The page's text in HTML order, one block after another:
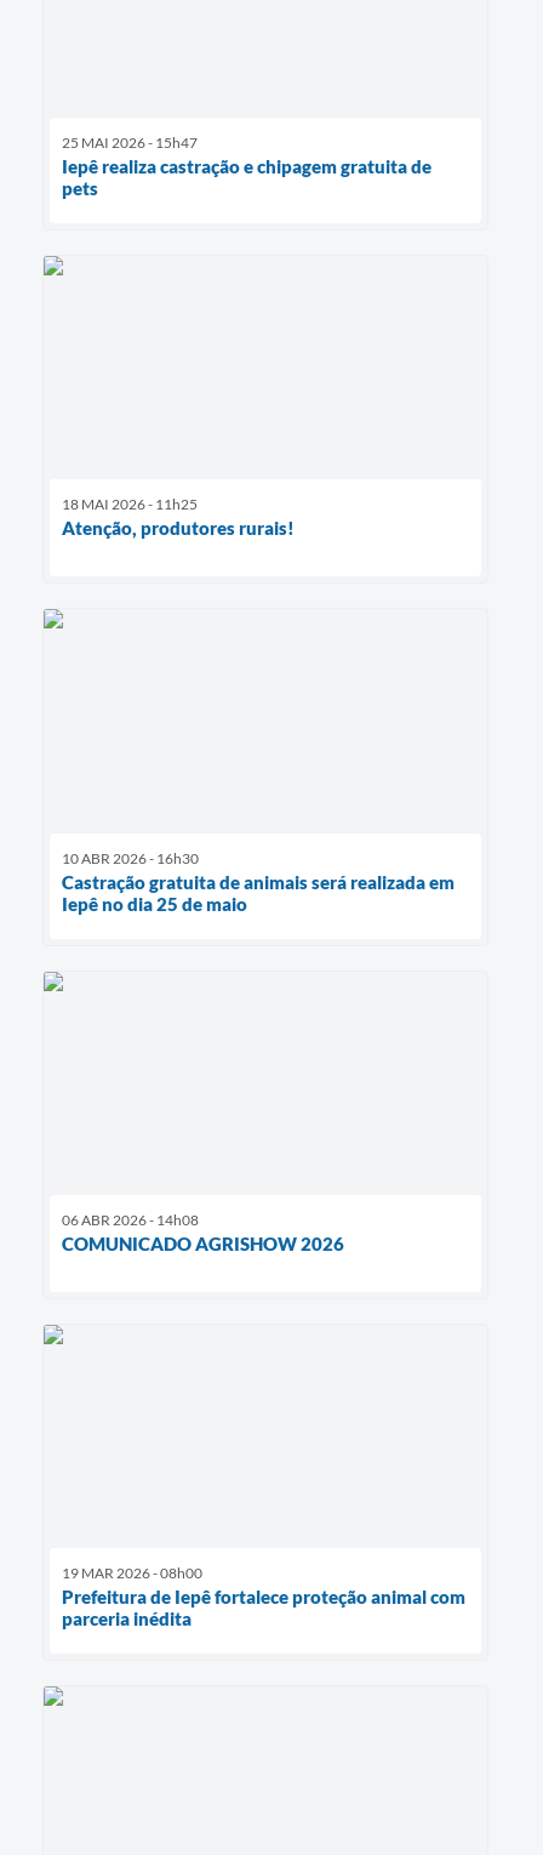
25 MAI 2026 - 15h47
Iepê realiza castração e chipagem gratuita de
pets
18 MAI 2026 - 11h25
Atenção, produtores rurais!
10 ABR 2026 - 16h30
Castração gratuita de animais será realizada em
Iepê no dia 25 de maio
06 ABR 2026 - 14h08
COMUNICADO AGRISHOW 2026
19 MAR 2026 - 08h00
Prefeitura de Iepê fortalece proteção animal com
parceria inédita